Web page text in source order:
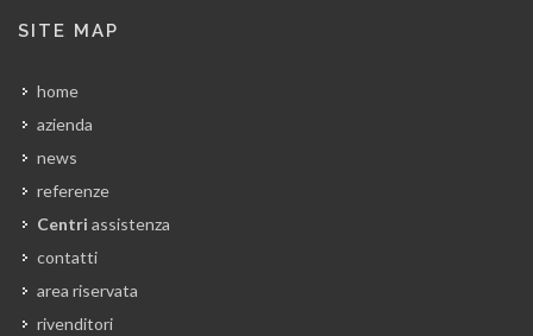
SITE MAP
home
azienda
news
referenze
Centri assistenza
contatti
area riservata
rivenditori